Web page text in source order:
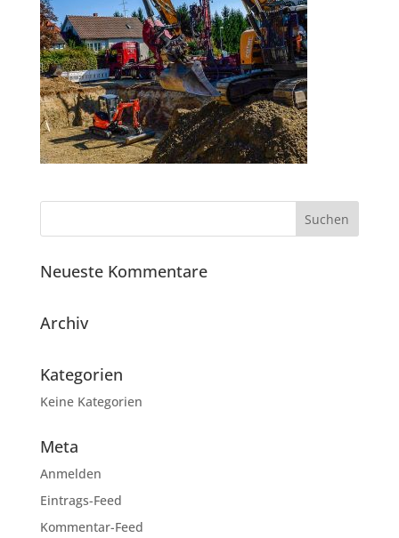
Neueste Kommentare
Archiv
Kategorien
Keine Kategorien
Meta
Anmelden
Eintrags-Feed
Kommentar-Feed